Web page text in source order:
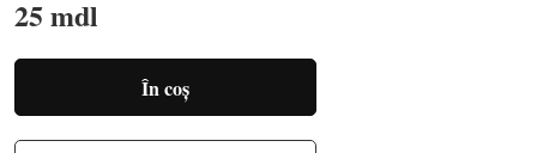
25 mdl
În coș